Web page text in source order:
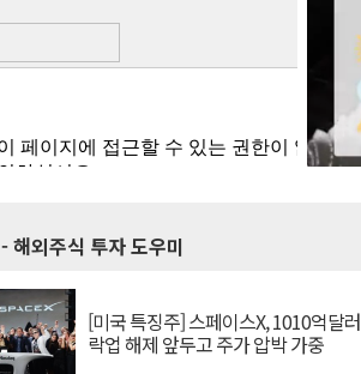
- 해외주식 투자 도우미
[미국 특징주] 스페이스X, 1010억달러
락업 해제 앞두고 주가 압박 가중